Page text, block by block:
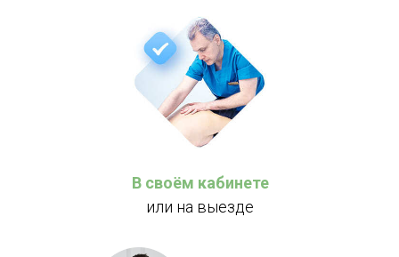
В своём кабинете
или на выезде